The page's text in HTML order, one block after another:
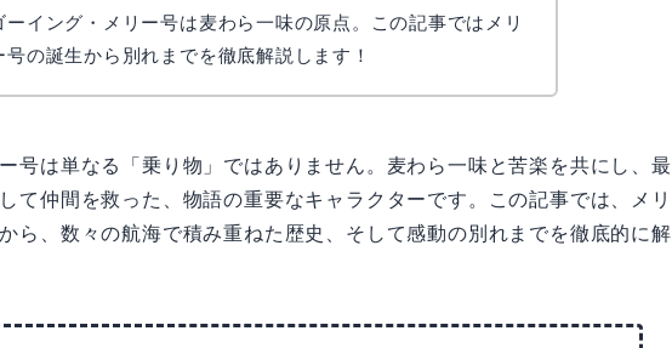
ーイング・メリー号は麦わら一味の原点。この記事ではメリ
号の誕生から別れまでを徹底解説します！
号は単なる「乗り物」ではありません。麦わら一味と苦楽を共にし、最
て仲間を救った、物語の重要なキャラクターです。この記事では、メリ
ら、数々の航海で積み重ねた歴史、そして感動の別れまでを徹底的に解